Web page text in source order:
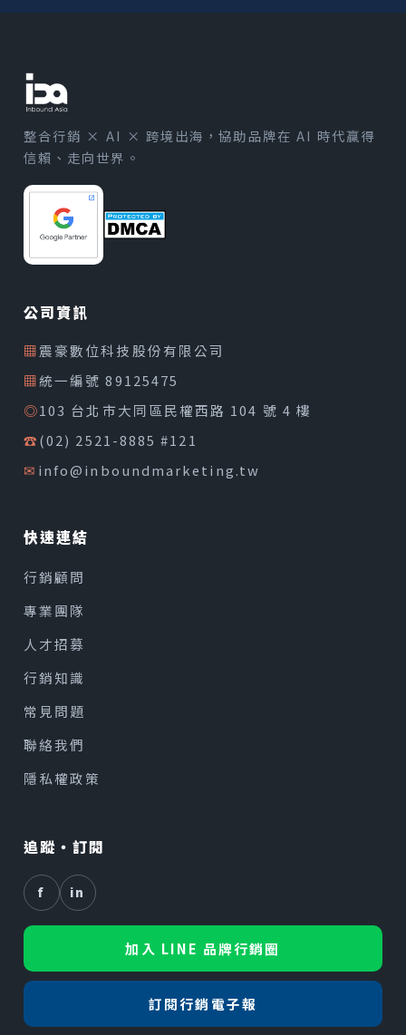
整合行銷 × AI × 跨境出海，協助品牌在 AI 時代贏得
信賴、走向世界。
公司資訊
▦震豪數位科技股份有限公司
▦統一編號 89125475
◎103 台北市大同區民權西路 104 號 4 樓
☎(02) 2521-8885 #121
✉ info@inboundmarketing.tw
快速連結
行銷顧問
專業團隊
人才招募
行銷知識
常見問題
聯絡我們
隱私權政策
追蹤・訂閱
f in
加入 LINE 品牌行銷圈
訂閱行銷電子報